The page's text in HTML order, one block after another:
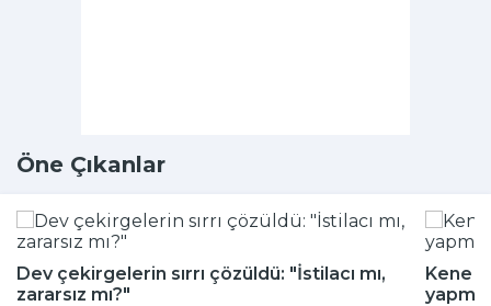
Öne Çıkanlar
Dev çekirgelerin sırrı çözüldü: "İstilacı mı,
zararsız mı?"
Kene